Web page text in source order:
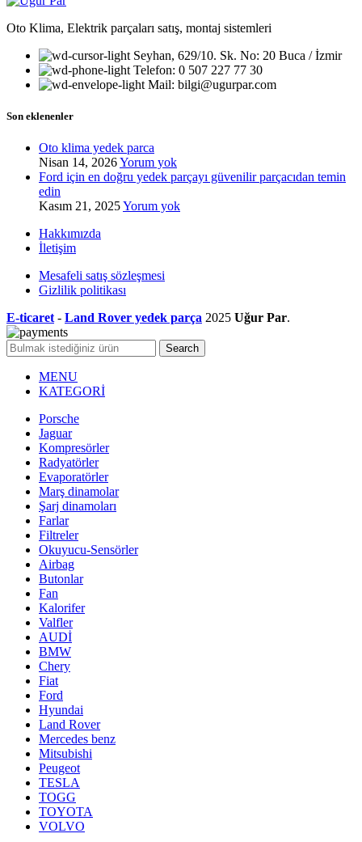
Oto Klima, Elektrik parçaları satış, montaj sistemleri
Seyhan, 629/10. Sk. No: 20 Buca / İzmir
Telefon: 0 507 227 77 30
Mail: bilgi@ugurpar.com
Son eklenenler
Oto klima yedek parca
Nisan 14, 2026Yorum yok
Ford için en doğru yedek parçayı güvenilir parçacıdan temin
edin
Kasım 21, 2025Yorum yok
Hakkımızda
İletişim
Mesafeli satış sözleşmesi
Gizlilik politikası
E-ticaret - Land Rover yedek parça 2025 Uğur Par.
Search
MENU
KATEGORİ
Porsche
Jaguar
Kompresörler
Radyatörler
Evaporatörler
Marş dinamolar
Şarj dinamoları
Farlar
Filtreler
Okuyucu-Sensörler
Airbag
Butonlar
Fan
Kalorifer
Valfler
AUDİ
BMW
Chery
Fiat
Ford
Hyundai
Land Rover
Mercedes benz
Mitsubishi
Peugeot
TESLA
TOGG
TOYOTA
VOLVO